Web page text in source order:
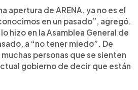
apertura de ARENA, ya no es el
en un pasado”, agregó.
hizo en la Asamblea General de
a “no tener miedo”. De
personas que se sienten
gobierno de decir que están